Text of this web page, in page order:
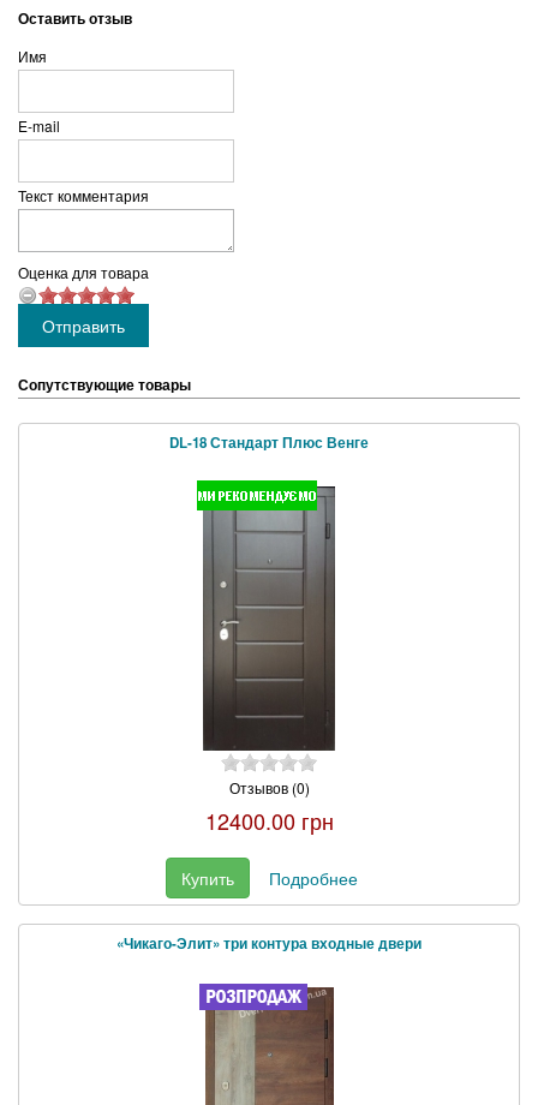
Оставить отзыв
Имя
E-mail
Текст комментария
Оценка для товара
Сопутствующие товары
DL-18 Стандарт Плюс Венге
Отзывов (0)
12400.00 грн
Купить Подробнее
«Чикаго-Элит» три контура входные двери